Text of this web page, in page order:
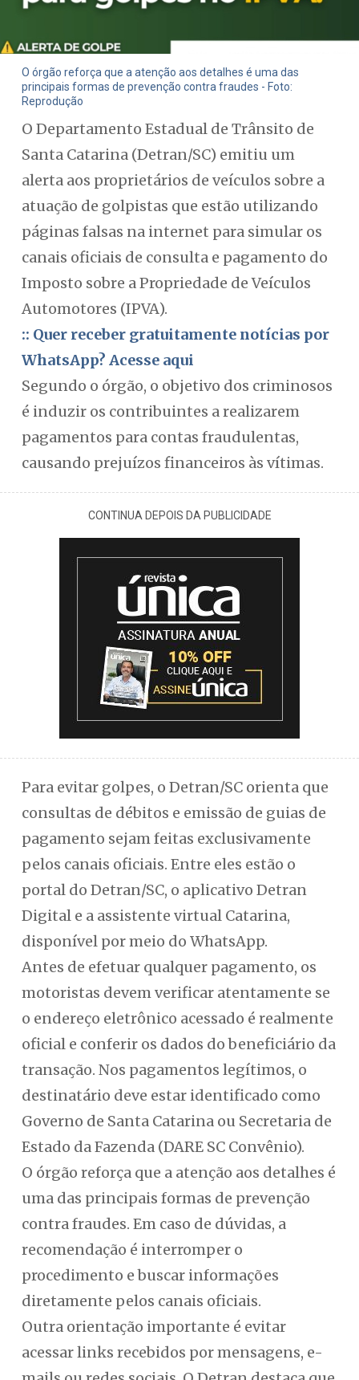
O órgão reforça que a atenção aos detalhes é uma das
principais formas de prevenção contra fraudes - Foto:
Reprodução
O Departamento Estadual de Trânsito de
Santa Catarina (Detran/SC) emitiu um
alerta aos proprietários de veículos sobre a
atuação de golpistas que estão utilizando
páginas falsas na internet para simular os
canais oficiais de consulta e pagamento do
Imposto sobre a Propriedade de Veículos
Automotores (IPVA).
:: Quer receber gratuitamente notícias por
WhatsApp? Acesse aqui
Segundo o órgão, o objetivo dos criminosos
é induzir os contribuintes a realizarem
pagamentos para contas fraudulentas,
causando prejuízos financeiros às vítimas.
CONTINUA DEPOIS DA PUBLICIDADE
Para evitar golpes, o Detran/SC orienta que
consultas de débitos e emissão de guias de
pagamento sejam feitas exclusivamente
pelos canais oficiais. Entre eles estão o
portal do Detran/SC, o aplicativo Detran
Digital e a assistente virtual Catarina,
disponível por meio do WhatsApp.
Antes de efetuar qualquer pagamento, os
motoristas devem verificar atentamente se
o endereço eletrônico acessado é realmente
oficial e conferir os dados do beneficiário da
transação. Nos pagamentos legítimos, o
destinatário deve estar identificado como
Governo de Santa Catarina ou Secretaria de
Estado da Fazenda (DARE SC Convênio).
O órgão reforça que a atenção aos detalhes é
uma das principais formas de prevenção
contra fraudes. Em caso de dúvidas, a
recomendação é interromper o
procedimento e buscar informações
diretamente pelos canais oficiais.
Outra orientação importante é evitar
acessar links recebidos por mensagens, e-